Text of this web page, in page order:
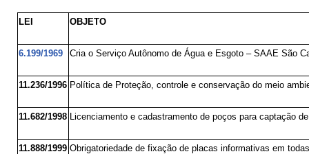
LEI OBJETO
6.199/1969 Cria o Serviço Autônomo de Água e Esgoto – SAAE São
11.236/1996 Política de Proteção, controle e conservação do meio
11.682/1998 Licenciamento e cadastramento de poços para captação
11.888/1999 Obrigatoriedade de fixação de placas informativas em